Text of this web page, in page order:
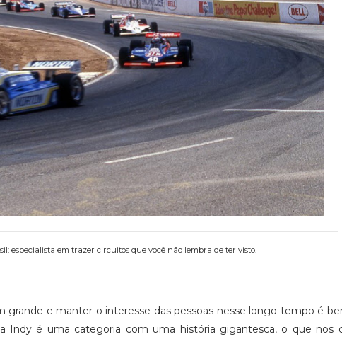
especialista em trazer circuitos que você não lembra de ter visto.
grande e manter o interesse das pessoas nesse longo tempo é
Indy é uma categoria com uma história gigantesca, o que nos